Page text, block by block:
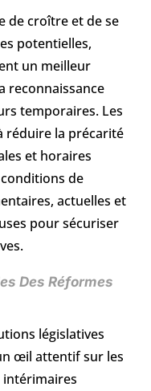
de croître et de se
potentielles,
un meilleur
reconnaissance
temporaires. Les
réduire la précarité
et horaires
de
actuelles et
pour sécuriser
Des Réformes
législatives
œil attentif sur les
intérimaires